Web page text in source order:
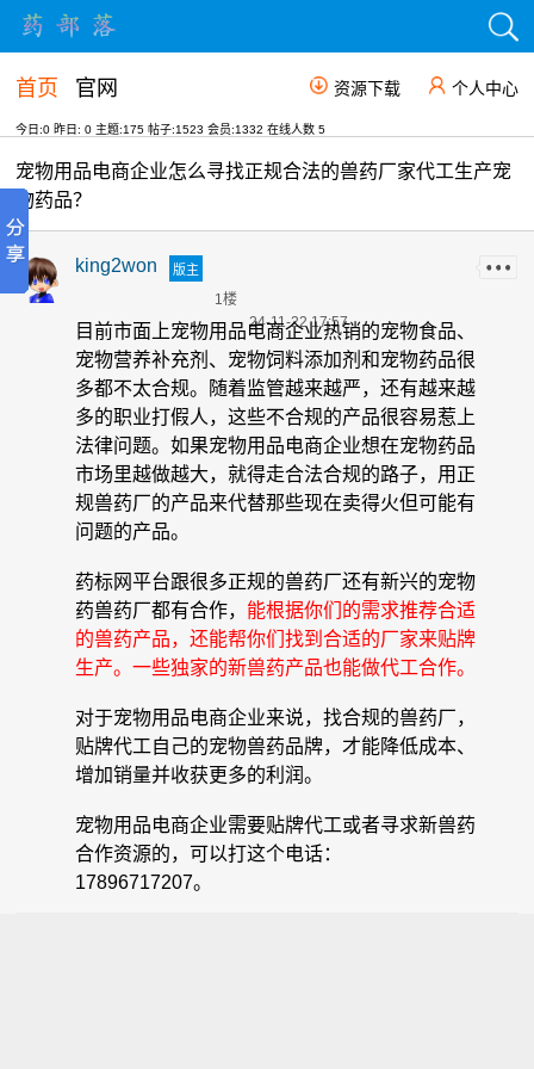
首页 官网 个人中心
资源下载
今日:0 昨日: 0 主题:175 帖子:1523 会员:1332 在线人数5
宠物用品电商企业怎么寻找正规合法的兽药厂家代工生产宠
物药品？
king2won 版主
1楼
24-11-22 17:57
目前市面上宠物用品电商企业热销的宠物食品、
宠物营养补充剂、宠物饲料添加剂和宠物药品很
多都不太合规。随着监管越来越严，还有越来越
多的职业打假人，这些不合规的产品很容易惹上
法律问题。如果宠物用品电商企业想在宠物药品
市场里越做越大，就得走合法合规的路子，用正
规兽药厂的产品来代替那些现在卖得火但可能有
问题的产品。
药标网平台跟很多正规的兽药厂还有新兴的宠物
药兽药厂都有合作， 能根据你们的需求推荐合适
的兽药产品，还能帮你们找到合适的厂家来贴牌
生产。一些独家的新兽药产品也能做代工合作。
对于宠物用品电商企业来说，找合规的兽药厂，
贴牌代工自己的宠物兽药品牌，才能降低成本、
增加销量并收获更多的利润。
宠物用品电商企业需要贴牌代工或者寻求新兽药
合作资源的，可以打这个电话：
17896717207。